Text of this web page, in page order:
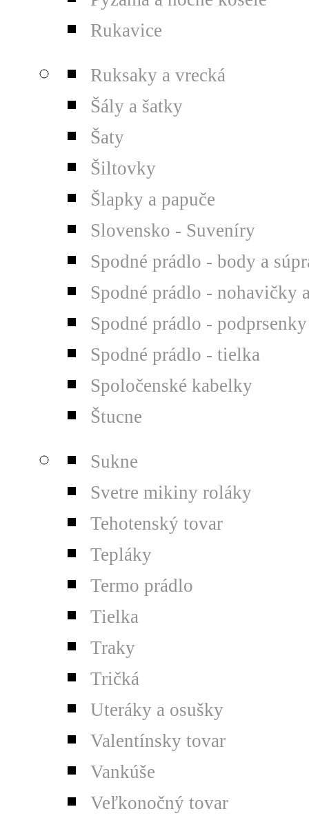
Rukavice
Ruksaky a vrecká
Šály a šatky
Šaty
Šiltovky
Šlapky a papuče
Slovensko - Suveníry
Spodné prádlo - body a
Spodné prádlo - nohavičky
Spodné prádlo - podprsenky
Spodné prádlo - tielka
Spoločenské kabelky
Štucne
Sukne
Svetre mikiny roláky
Tehotenský tovar
Tepláky
Termo prádlo
Tielka
Traky
Tričká
Uteráky a osušky
Valentínsky tovar
Vankúše
Veľkonočný tovar